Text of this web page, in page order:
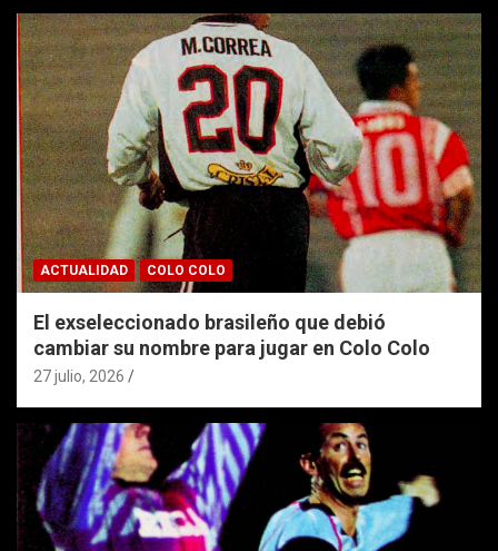
ACTUALIDAD COLO COLO
El exseleccionado brasileño que debió
cambiar su nombre para jugar en Colo Colo
27 julio, 2026